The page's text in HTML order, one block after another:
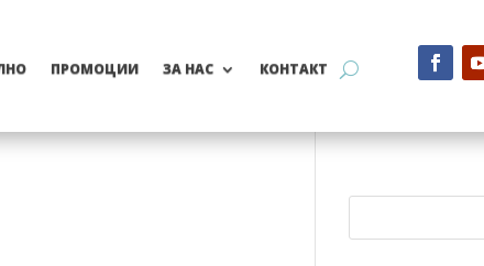
ПРОМОЦИИ ЗА НАС КОНТАКТ